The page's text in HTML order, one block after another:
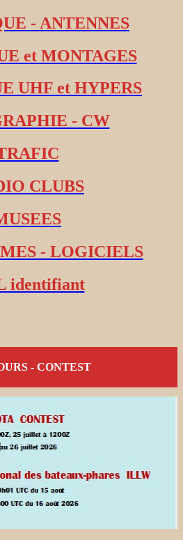
- ANTENNES
et MONTAGES
UHF et HYPERS
- CW
CLUBS
- LOGICIELS
identifiant
- CONTEST